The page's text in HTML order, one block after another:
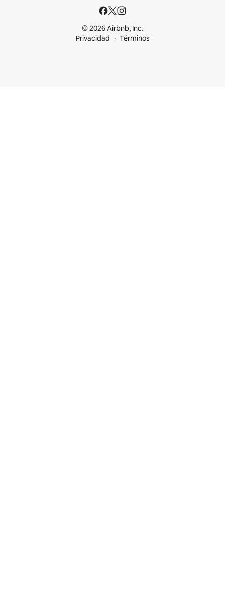
© 2026 Airbnb, Inc.
Privacidad
Términos